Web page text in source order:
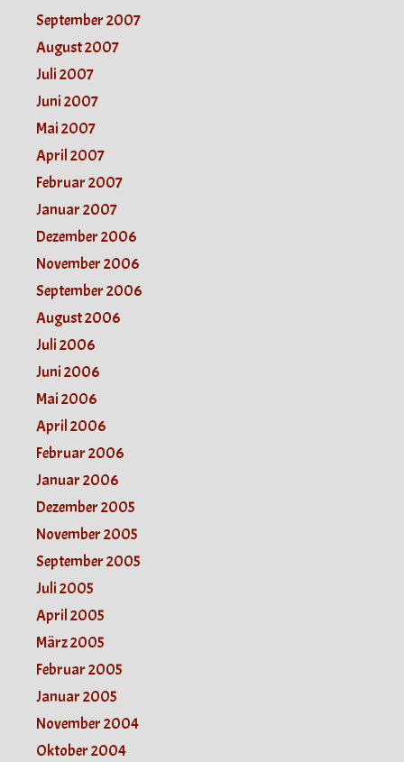
September 2007
August 2007
Juli 2007
Juni 2007
Mai 2007
April 2007
Februar 2007
Januar 2007
Dezember 2006
November 2006
September 2006
August 2006
Juli 2006
Juni 2006
Mai 2006
April 2006
Februar 2006
Januar 2006
Dezember 2005
November 2005
September 2005
Juli 2005
April 2005
März 2005
Februar 2005
Januar 2005
November 2004
Oktober 2004